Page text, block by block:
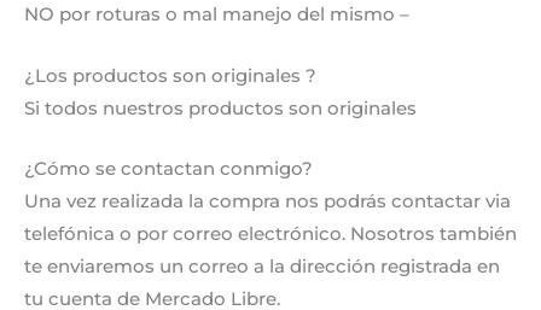
NO por roturas o mal manejo del mismo –
¿Los productos son originales ?
Si todos nuestros productos son originales
¿Cómo se contactan conmigo?
Una vez realizada la compra nos podrás contactar via
telefónica o por correo electrónico. Nosotros también
te enviaremos un correo a la dirección registrada en
tu cuenta de Mercado Libre.